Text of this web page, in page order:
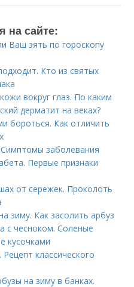
на сайте:
Ваш зять по гороскопу
Кто из святых
вокруг глаз. По каким
дерматит на веках?
бороться. Как отличить
заболевания
Первые признаки
от сережек. Проколоть
зиму. Как засолить арбуз
с чесноком. Соленые
кусочками
классического
на зиму в банках.